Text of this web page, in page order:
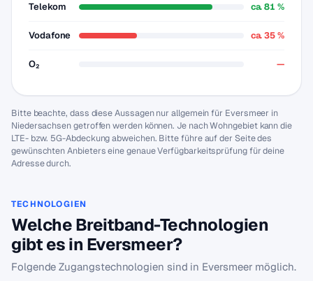
Telekom ca. 81 %
Vodafone ca. 35 %
O₂ —
Bitte beachte, dass diese Aussagen nur allgemein für Eversmeer in
Niedersachsen getroffen werden können. Je nach Wohngebiet kann die
LTE- bzw. 5G-Abdeckung abweichen. Bitte führe auf der Seite des
gewünschten Anbieters eine genaue Verfügbarkeitsprüfung für deine
Adresse durch.
TECHNOLOGIEN
Welche Breitband-Technologien
gibt es in Eversmeer?
Folgende Zugangstechnologien sind in Eversmeer möglich.